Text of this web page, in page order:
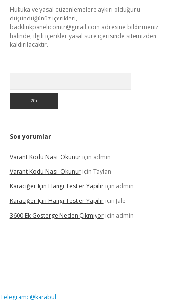
Hukuka ve yasal düzenlemelere aykırı olduğunu
düşündüğünüz içerikleri,
backlinkpanelicomtr@gmail.com adresine bildirmeniz
halinde, ilgili içerikler yasal süre içerisinde sitemizden
kaldırılacaktır.
Son yorumlar
Varant Kodu Nasıl Okunuriçin admin
Varant Kodu Nasıl Okunuriçin Taylan
Karaciğer Için Hangi Testler Yapılıriçin admin
Karaciğer Için Hangi Testler Yapılıriçin Jale
3600 Ek Gösterge Neden Çıkmıyoriçin admin
Telegram: @karabul